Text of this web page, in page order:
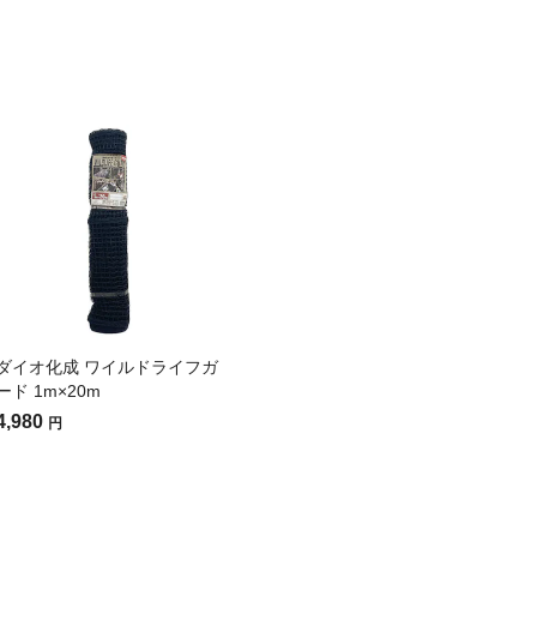
イオ化成 ワイルドライフガ
ド 1m×20m
円